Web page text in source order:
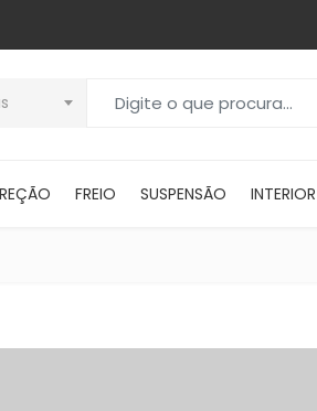
FREIO SUSPENSÃO INTERIOR